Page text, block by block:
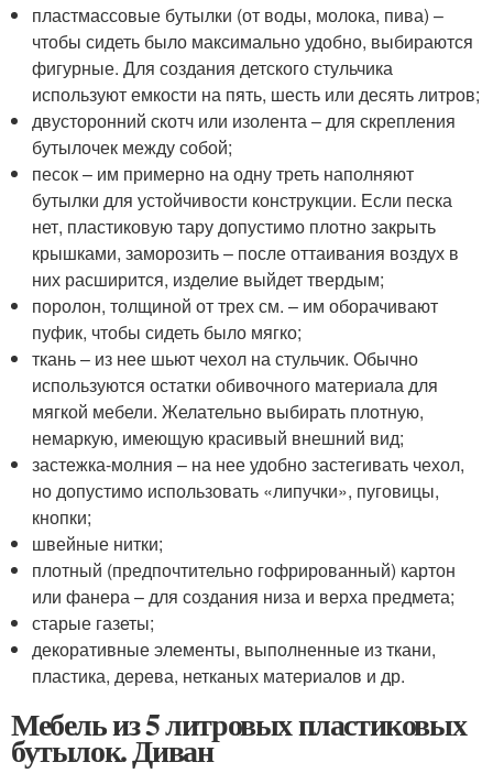
пластмассовые бутылки (от воды, молока, пива) –
чтобы сидеть было максимально удобно, выбираются
фигурные. Для создания детского стульчика
используют емкости на пять, шесть или десять литров;
двусторонний скотч или изолента – для скрепления
бутылочек между собой;
песок – им примерно на одну треть наполняют
бутылки для устойчивости конструкции. Если песка
нет, пластиковую тару допустимо плотно закрыть
крышками, заморозить – после оттаивания воздух в
них расширится, изделие выйдет твердым;
поролон, толщиной от трех см. – им оборачивают
пуфик, чтобы сидеть было мягко;
ткань – из нее шьют чехол на стульчик. Обычно
используются остатки обивочного материала для
мягкой мебели. Желательно выбирать плотную,
немаркую, имеющую красивый внешний вид;
застежка-молния – на нее удобно застегивать чехол,
но допустимо использовать «липучки», пуговицы,
кнопки;
швейные нитки;
плотный (предпочтительно гофрированный) картон
или фанера – для создания низа и верха предмета;
старые газеты;
декоративные элементы, выполненные из ткани,
пластика, дерева, нетканых материалов и др.
Мебель из 5 литровых пластиковых
бутылок. Диван